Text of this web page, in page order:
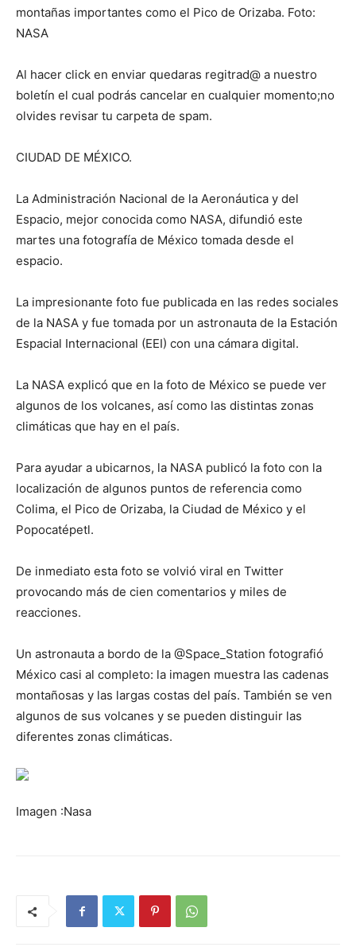
montañas importantes como el Pico de Orizaba. Foto:
NASA
Al hacer click en enviar quedaras regitrad@ a nuestro
boletín el cual podrás cancelar en cualquier momento;no
olvides revisar tu carpeta de spam.
CIUDAD DE MÉXICO.
La Administración Nacional de la Aeronáutica y del
Espacio, mejor conocida como NASA, difundió este
martes una fotografía de México tomada desde el
espacio.
La impresionante foto fue publicada en las redes sociales
de la NASA y fue tomada por un astronauta de la Estación
Espacial Internacional (EEI) con una cámara digital.
La NASA explicó que en la foto de México se puede ver
algunos de los volcanes, así como las distintas zonas
climáticas que hay en el país.
Para ayudar a ubicarnos, la NASA publicó la foto con la
localización de algunos puntos de referencia como
Colima, el Pico de Orizaba, la Ciudad de México y el
Popocatépetl.
De inmediato esta foto se volvió viral en Twitter
provocando más de cien comentarios y miles de
reacciones.
Un astronauta a bordo de la @Space_Station fotografió
México casi al completo: la imagen muestra las cadenas
montañosas y las largas costas del país. También se ven
algunos de sus volcanes y se pueden distinguir las
diferentes zonas climáticas.
Imagen :Nasa